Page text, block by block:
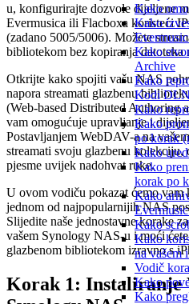
Kako
Kako
Kako
Archive
Kako
Kodi
Kako
Kako
po korak
Kako
Kako
korak po
Kako
Kako
Kako
na vašem
Vodič
Kako
Kako
u, konfigurirajte dozvole dijeljene
Evermusica ili Flacboxa koristeći
(zadano 5005/5006). Možete
bibliotekom bez kopiranja datoteka
Otkrijte kako spojiti vašu NAS
napora streamati glazbenu
(Web-based Distributed Authoring
vam omogućuje upravljanje i
Postavljanjem WebDAV-a na
streamati svoju glazbenu kolekciju,
pjesme uvijek nadohvat ruke.
U ovom vodiču pokazat ćemo
jednom od najpopularnijih NAS
Slijedite naše jednostavne korake
vašem Synology NAS-u i moći
glazbenom bibliotekom izravno s
Korak 1: Instaliranje